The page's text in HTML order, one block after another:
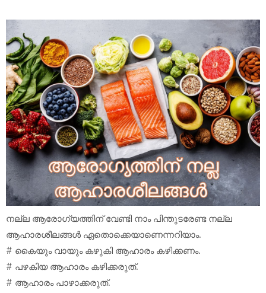
നല്ല ആരോഗ്യത്തിന് വേണ്ടി നാം പിന്തുടരേണ്ട നല്ല
ആഹാരശീലങ്ങൾ ഏതൊക്കെയാണെന്നറിയാം.
# കൈയും വായും കഴുകി ആഹാരം കഴിക്കണം.
# പഴകിയ ആഹാരം കഴിക്കരുത്.
# ആഹാരം പാഴാക്കരുത്.